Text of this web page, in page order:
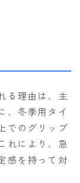
る理由は、主
、冬季用タイ
でのグリップ
れにより、急
感を持って対